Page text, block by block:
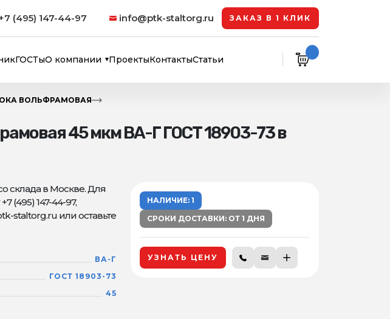
(495) 147-44-97 info@ptk-staltorg.ru ЗАКАЗ В 1 КЛИК
ГОСТыО компании ПроектыКонтактыСтатьи
ВОЛЬФРАМОВАЯ
45 мкм ВА-Г ГОСТ 18903-73 в
склада в Москве. Для
(495) 147-44-97,
staltorg.ru или оставьте
ВА-Г
ГОСТ 18903-73
45
НАЛИЧИЕ: 1
СРОКИ ДОСТАВКИ: ОТ 1 ДНЯ
УЗНАТЬ ЦЕНУ